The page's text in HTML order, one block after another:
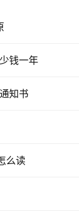
钱一年
知书
么读